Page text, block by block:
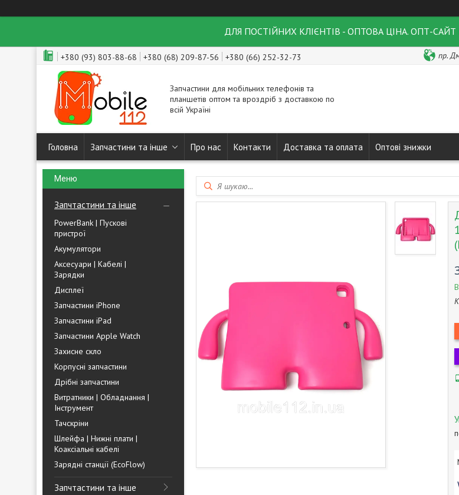
ДЛЯ ПОСТІЙНИХ КЛІЄНТІВ - ОПТОВА ЦІНА. ОПТ-САЙТ
+380 (93) 803-88-68 +380 (68) 209-87-56 +380 (66) 252-32-73 пр.
Запчастини для мобільних телефонів та
планшетів оптом та вроздріб з доставкою по
всій Україні
Головна Запчастини та інше Про нас Контакти Доставка та оплата Оптові знижки
Запчтастини та інше
PowerBank | Пускові
пристрої
Акумулятори
Аксесуари | Кабелі |
Зарядки
Дисплеї
Запчастини iPhone
Запчастини iPad
Запчастини Apple Watch
Захисне скло
Корпусні запчастини
Дрібні запчастини
Витратники | Обладнання |
Інструмент
Тачскріни
Шлейфа | Нижні плати |
Коаксіальні кабелі
Зарядні станції (EcoFlow)
Запчтастини та інше